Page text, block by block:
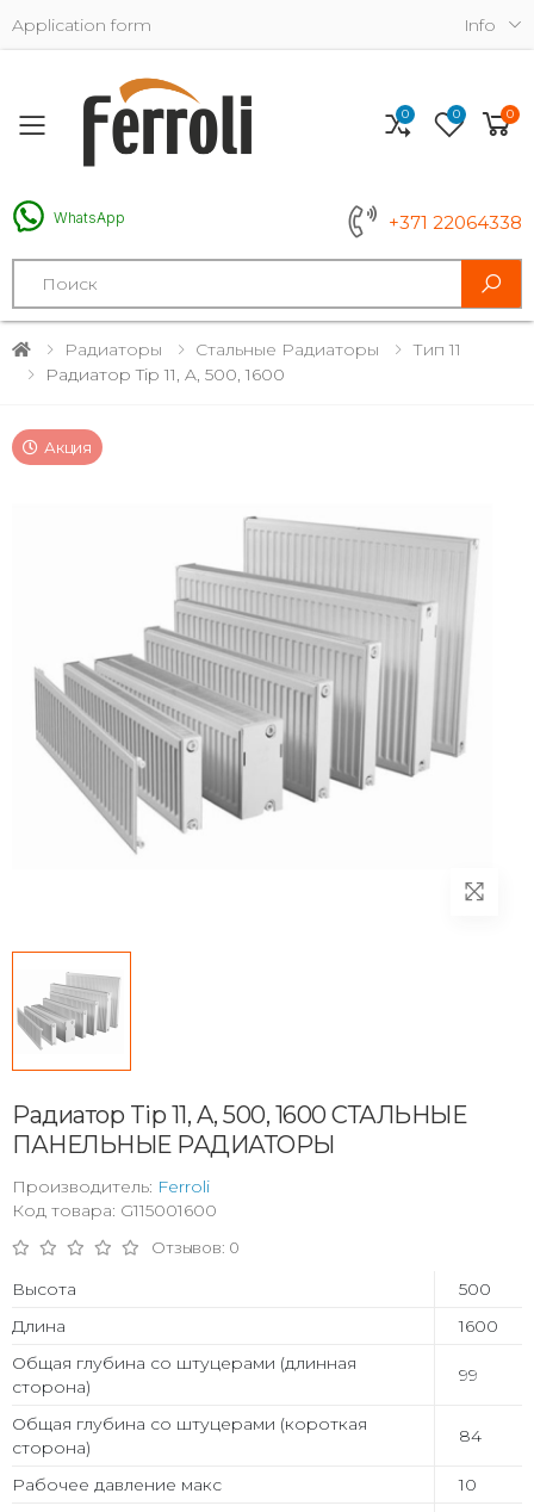
Application form Info
Toggle mobile menu
WhatsApp +371 22064338
Search
0 0 0
Радиаторы Стальные Радиаторы
Тип 11
Радиатор Tip 11, A, 500, 1600
Акция
Радиатор Tip 11, A, 500, 1600 СТАЛЬНЫЕ
ПАНЕЛЬНЫЕ РАДИАТОРЫ
Производитель: Ferroli
Код товара: G115001600
Отзывов: 0
Высота
500
Длина
1600
Общая глубина со штуцерами (длинная
сторона)
99
Общая глубина со штуцерами (короткая
сторона)
84
Рабочее давление макс
10